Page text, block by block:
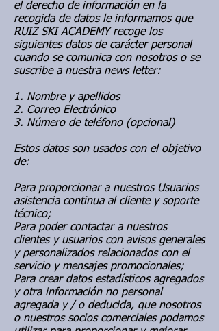
el derecho de información en la
recogida de datos le informamos que
RUIZ SKI ACADEMY recoge los
siguientes datos de carácter personal
cuando se comunica con nosotros o se
suscribe a nuestra news letter:
1. Nombre y apellidos
2. Correo Electrónico
3. Número de teléfono (opcional)
Estos datos son usados con el objetivo
de:
Para proporcionar a nuestros Usuarios
asistencia continua al cliente y soporte
técnico;
Para poder contactar a nuestros
clientes y usuarios con avisos generales
y personalizados relacionados con el
servicio y mensajes promocionales;
Para crear datos estadísticos agregados
y otra información no personal
agregada y / o deducida, que nosotros
o nuestros socios comerciales podamos